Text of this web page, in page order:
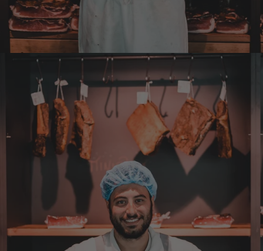
6.8.2026
Verifizierter Kunde
Was ich bisher gegessen habe, war sehr
lecker!
6.8.2026
Heinrich
Verifizierter Kunde
der Schinken war fest und kernig
ausgewogener Geschmack- ich habe schon
wieder nachbestellt.
Josef
Verifizierter Kunde